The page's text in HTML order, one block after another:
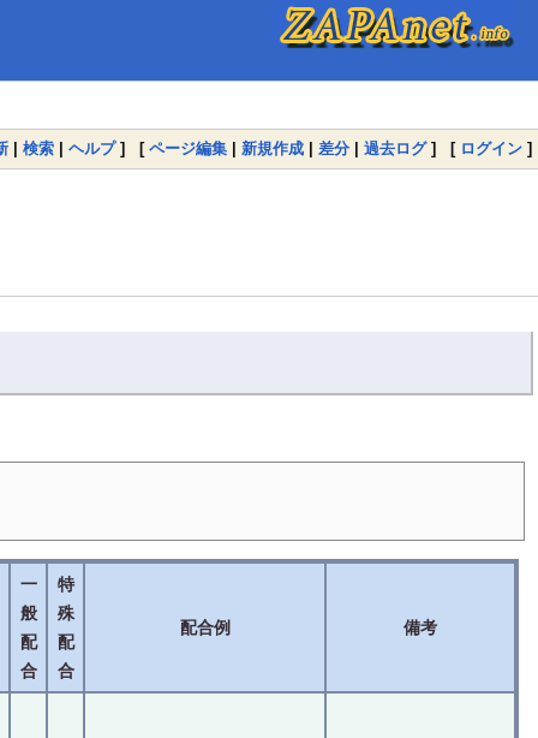
| 検索 | ヘルプ] [ ページ編集 | 新規作成 | 差分 | 過去ログ] [ ログイン ]
一
般
配
合
特
殊
配
合
配合例 備考